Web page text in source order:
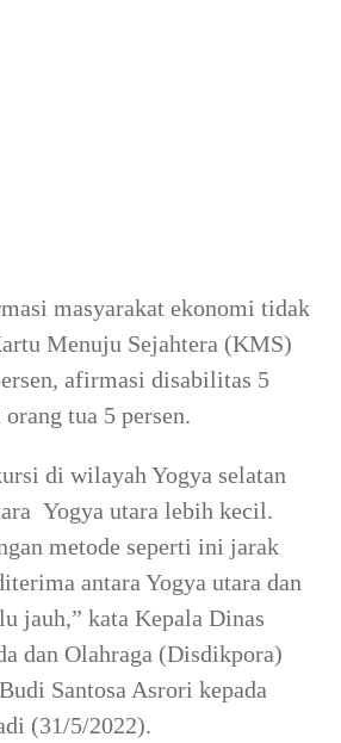
masyarakat ekonomi tidak
Menuju Sejahtera (KMS)
afirmasi disabilitas 5
tua 5 persen.
di wilayah Yogya selatan
Yogya utara lebih kecil.
metode seperti ini jarak
antara Yogya utara dan
jauh,” kata Kepala Dinas
dan Olahraga (Disdikpora)
Santosa Asrori kepada
(31/5/2022).